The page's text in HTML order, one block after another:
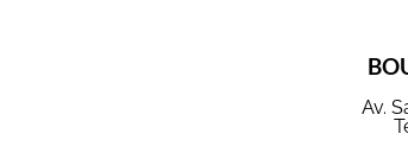
Av.